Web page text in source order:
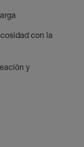
con la
y